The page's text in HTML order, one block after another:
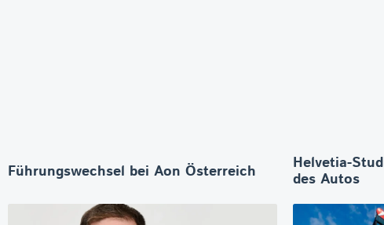
Führungswechsel bei Aon Österreich
Helvetia-
des Autos